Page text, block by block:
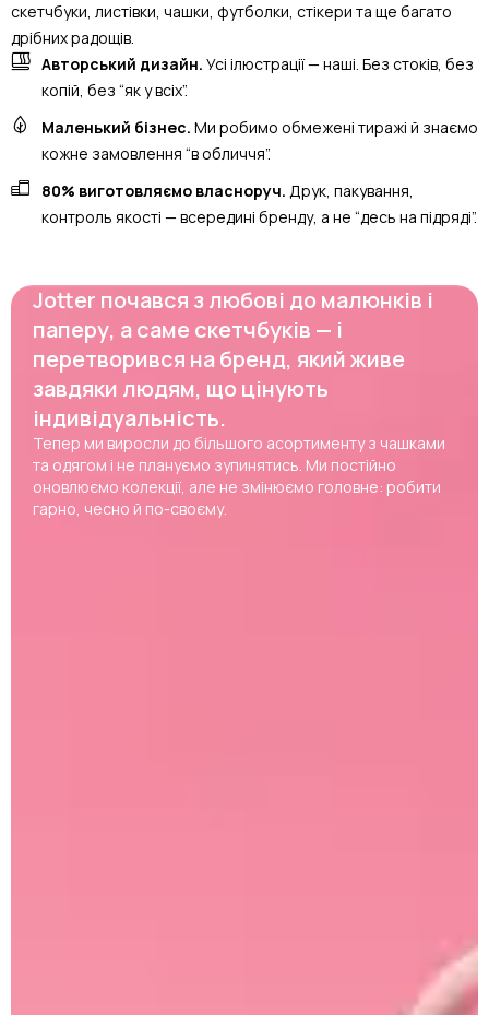
скетчбуки, листівки, чашки, футболки, стікери та ще багато
дрібних радощів.
Авторський дизайн. Усі ілюстрації — наші. Без стоків, без
копій, без “як у всіх”.
Маленький бізнес. Ми робимо обмежені тиражі й знаємо
кожне замовлення “в обличчя”.
80% виготовляємо власноруч. Друк, пакування,
контроль якості — всередині бренду, а не “десь на підряді”.
Jotter почався з любові до малюнків і
паперу, а саме скетчбуків — і
перетворився на бренд, який живе
завдяки людям, що цінують
індивідуальність.
Тепер ми виросли до більшого асортименту з чашками
та одягом і не плануємо зупинятись. Ми постійно
оновлюємо колекції, але не змінюємо головне: робити
гарно, чесно й по-своєму.